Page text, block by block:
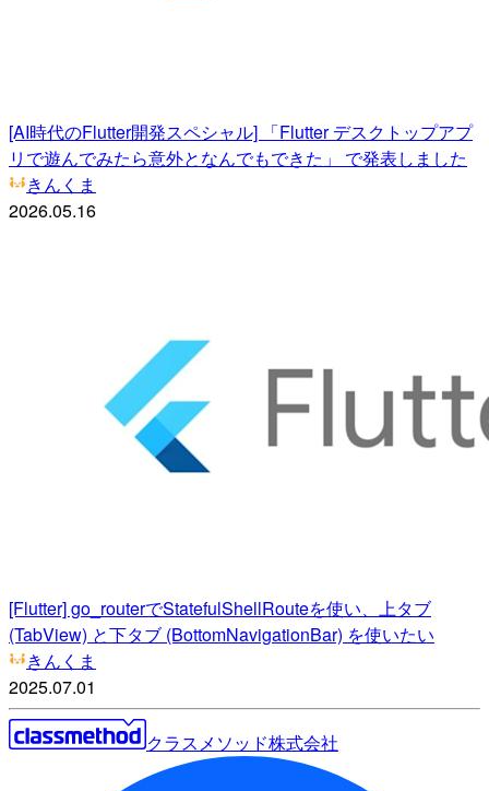
[AI時代のFlutter開発スペシャル] 「Flutter デスクトップアプ
リで遊んでみたら意外となんでもできた」 で発表しました
きんくま
2026.05.16
[Flutter] go_routerでStatefulShellRouteを使い、上タブ
(TabView) と下タブ (BottomNavigationBar) を使いたい
きんくま
2025.07.01
クラスメソッド株式会社